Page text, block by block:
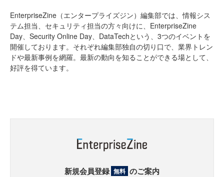
EnterpriseZine（エンタープライズジン）編集部では、情報シス
テム担当、セキュリティ担当の方々向けに、EnterpriseZine
Day、Security Online Day、DataTechという、3つのイベントを
開催しております。それぞれ編集部独自の切り口で、業界トレン
ドや最新事例を網羅。最新の動向を知ることができる場として、
好評を得ています。
新規会員登録 無料 のご案内